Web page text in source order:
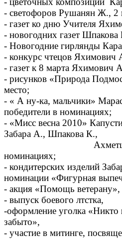
- светофоров Рушанян Ж., 2
- газет ко дню Учителя
- новогодних газет
- Новогодние гирлянды
- конкурс чтецов Яхимович
- газет к 8 марта Яхимович
- рисунков «Природа
место;
- « А ну-ка, мальчики»
победители в номинациях;
- «Мисс весна 2010»
Забара А., Шпакова К.,
Ахметшина А.
номинациях;
- кондитерских изделий
номинации «Фигурная
- акция «Помощь ветерану»,
- выпуск боевого лтстка,
-оформление уголка «Никто
забыто»,
- участие в митинге,